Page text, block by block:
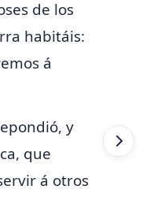
de los
habitáis:
á
y
que
á otros